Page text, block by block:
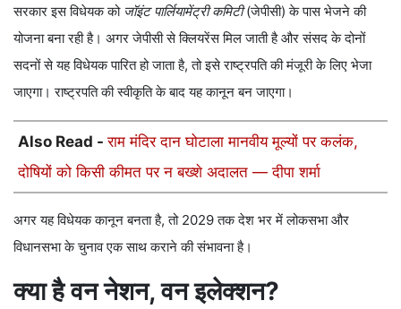
सरकार इस विधेयक को जॉइंट पार्लियामेंट्री कमिटी(जेपीसी) के पास भेजने की
योजना बना रही है। अगर जेपीसी से क्लियरेंस मिल जाती है और संसद के दोनों
सदनों से यह विधेयक पारित हो जाता है, तो इसे राष्ट्रपति की मंजूरी के लिए भेजा
जाएगा। राष्ट्रपति की स्वीकृति के बाद यह कानून बन जाएगा।
Also Read -राम मंदिर दान घोटाला मानवीय मूल्यों पर कलंक,
दोषियों को किसी कीमत पर न बख्शे अदालत — दीपा शर्मा
अगर यह विधेयक कानून बनता है, तो 2029 तक देश भर में लोकसभा और
विधानसभा के चुनाव एक साथ कराने की संभावना है।
क्या है वन नेशन, वन इलेक्शन?